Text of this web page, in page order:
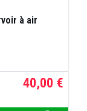
à air
40,00 €